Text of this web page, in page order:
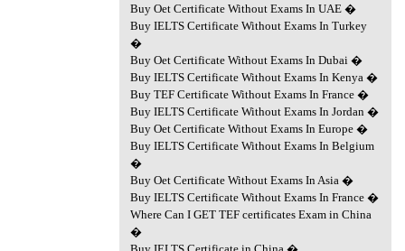
Buy Oet Certificate Without Exams In UAE �
Buy IELTS Certificate Without Exams In Turkey
�
Buy Oet Certificate Without Exams In Dubai �
Buy IELTS Certificate Without Exams In Kenya �
Buy TEF Certificate Without Exams In France �
Buy IELTS Certificate Without Exams In Jordan �
Buy Oet Certificate Without Exams In Europe �
Buy IELTS Certificate Without Exams In Belgium
�
Buy Oet Certificate Without Exams In Asia �
Buy IELTS Certificate Without Exams In France �
Where Can I GET TEF certificates Exam in China
�